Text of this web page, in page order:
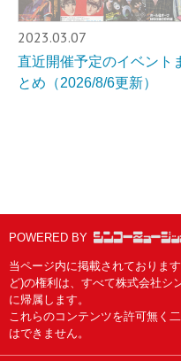
2023.03.07
直近開催予定のイベント
とめ（2026/8/6更新）
POWERED BY
当ページ内に掲載されておりま
ど)の権利は、すべて株式会社シ
に帰属します。
これらのコンテンツを許可無く
はできません。